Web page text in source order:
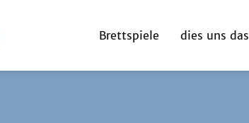
Brettspiele dies uns das